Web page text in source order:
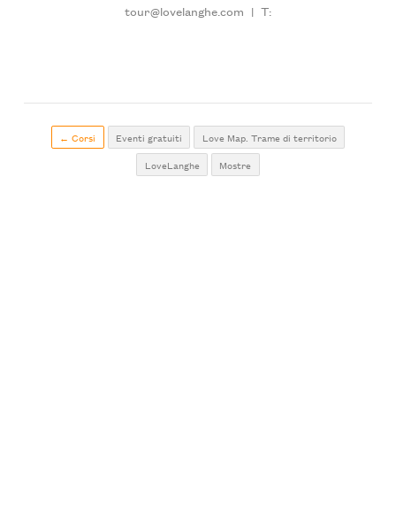
tour@lovelanghe.com | T:
← Corsi Eventi gratuiti
Love Map. Trame di territorio
LoveLanghe
Mostre